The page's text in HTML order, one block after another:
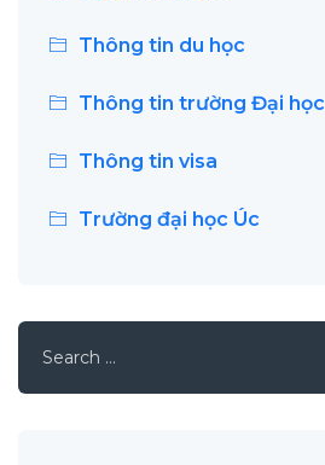
Thông tin du học
Thông tin trường Đại học
Thông tin visa
Trường đại học Úc
for: